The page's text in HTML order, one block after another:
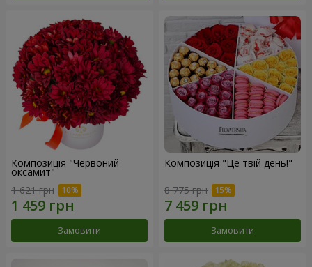
Композиція "Червоний
оксамит"
1 621 грн
Замовити
Композиція "Це твій день!"
8 775 грн
Замовити